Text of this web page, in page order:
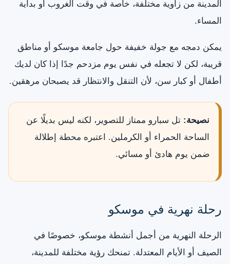
المدينة من زاوية مختلفة، خاصة في وقت الغروب أو بداية
المساء.
يمكن دمجه مع جولة خفيفة حول جامعة موسكو أو مناطق
قريبة، لكن لا تجعله في نفس يوم مزدحم جدًا إذا كان لديك
أطفال أو كبار سن، لأن التنقل والانتظار قد يصبحان مرهقين.
نصيحة: تل سبارو ممتاز للتصوير، لكنه ليس بديلًا عن
الساحة الحمراء أو الكرملين. اعتبره محطة إطلالة
ضمن يوم هادئ أو مسائي.
رحلة نهرية في موسكو
الرحلة النهرية من أجمل أنشطة موسكو، خصوصًا في
الصيف أو الأيام المعتدلة. تمنحك رؤية مختلفة للمدينة،